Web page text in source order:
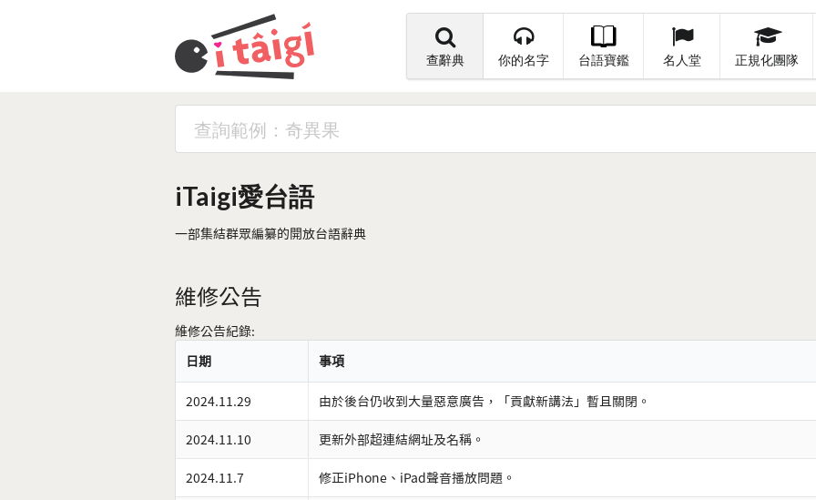
查辭典 你的名字 台語寶鑑 名人堂 正規化團隊
iTaigi愛台語
一部集結群眾編纂的開放台語辭典
維修公告
維修公告紀錄:
日期
事項
2024.11.29 由於後台仍收到大量惡意廣告，「貢獻新講法」暫且關閉。
2024.11.10 更新外部超連結網址及名稱。
2024.11.7 修正iPhone、iPad聲音播放問題。